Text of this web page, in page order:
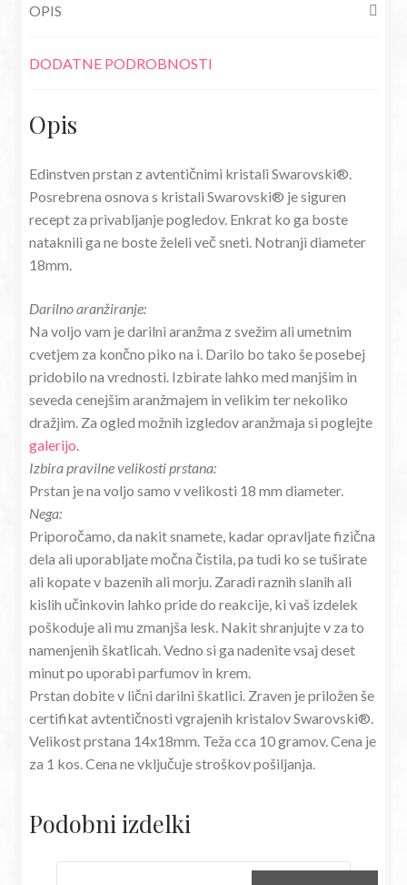
OPIS
DODATNE PODROBNOSTI
Opis
Edinstven prstan z avtentičnimi kristali Swarovski®.
Posrebrena osnova s kristali Swarovski® je siguren
recept za privabljanje pogledov. Enkrat ko ga boste
nataknili ga ne boste želeli več sneti. Notranji diameter
18mm.
Darilno aranžiranje:
Na voljo vam je darilni aranžma z svežim ali umetnim
cvetjem za končno piko na i. Darilo bo tako še posebej
pridobilo na vrednosti. Izbirate lahko med manjšim in
seveda cenejšim aranžmajem in velikim ter nekoliko
dražjim. Za ogled možnih izgledov aranžmaja si poglejte
galerijo
Izbira pravilne velikosti prstana:
Prstan je na voljo samo v velikosti 18 mm diameter.
Nega:
Priporočamo, da nakit snamete, kadar opravljate fizična
dela ali uporabljate močna čistila, pa tudi ko se tuširate
ali kopate v bazenih ali morju. Zaradi raznih slanih ali
kislih učinkovin lahko pride do reakcije, ki vaš izdelek
poškoduje ali mu zmanjša lesk. Nakit shranjujte v za to
namenjenih škatlicah. Vedno si ga nadenite vsaj deset
minut po uporabi parfumov in krem.
Prstan dobite v lični darilni škatlici. Zraven je priložen še
certifikat avtentičnosti vgrajenih kristalov Swarovski®.
Velikost prstana 14x18mm. Teža cca 10 gramov. Cena je
za 1 kos. Cena ne vključuje stroškov pošiljanja.
Podobni izdelki